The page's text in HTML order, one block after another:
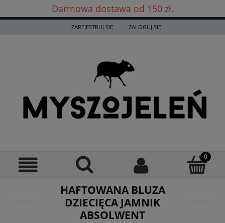
Darmowa dostawa od 150 zł.
Darmowa dostawa już od 150 zł! ✨
ZAREJESTRUJ SIĘ ZALOGUJ SIĘ
HAFTOWANA BLUZA
DZIECIĘCA JAMNIK
ABSOLWENT